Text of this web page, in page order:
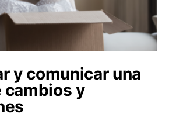
y comunicar una
y